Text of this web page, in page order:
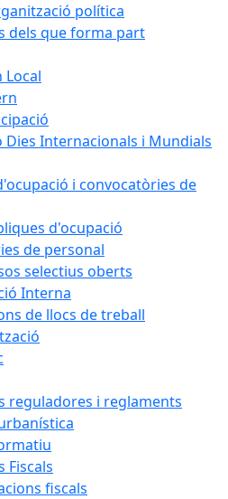
política
dels que forma part
Local
Dies Internacionals i Mundials
i convocatòries de
d'ocupació
de personal
selectius oberts
Interna
de llocs de treball
reguladores i reglaments
Fiscals
fiscals